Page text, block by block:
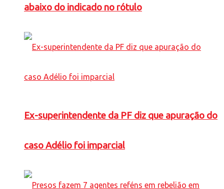
abaixo do indicado no rótulo
Ex-superintendente da PF diz que apuração do
caso Adélio foi imparcial